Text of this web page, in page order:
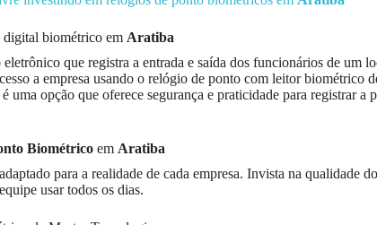
digital biométrico em Aratiba
que registra a entrada e saída dos funcionários de um
a empresa usando o relógio de ponto com leitor biométrico
é uma opção que oferece segurança e praticidade para registrar a
Biométrico em Aratiba
para a realidade de cada empresa. Invista na qualidade
usar todos os dias.